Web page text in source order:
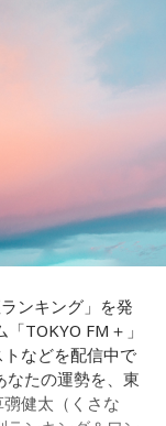
」として、大好
感じるムーミン
post/
ンキング」を発
TOKYO FM＋」
などを配信中で
たの運勢を、東
健太（くさな